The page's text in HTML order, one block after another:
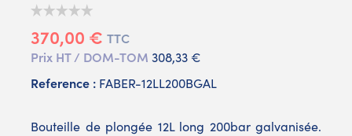
370,00 € TTC
Prix HT / DOM-TOM 308,33 €
Reference : FABER-12LL200BGAL
Bouteille de plongée 12L long 200bar galvanisée.